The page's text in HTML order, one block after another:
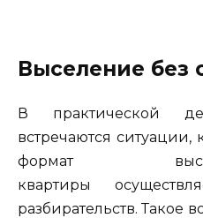
Выселение без
В практической
встречаются
формат
квартиры
разбирательств. Такое